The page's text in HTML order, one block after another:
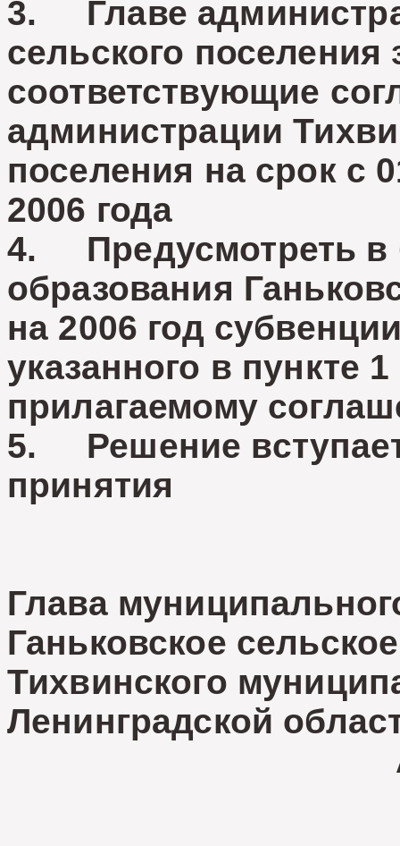
3. Главе
сельского поселения
соответствующие
администрации
поселения на срок с
2006 года
4. Предусмотреть в
образования
на 2006 год
указанного в пункте
прилагаемому
5. Решение
принятия
Глава
Ганьковское
Тихвинского
Ленинградской